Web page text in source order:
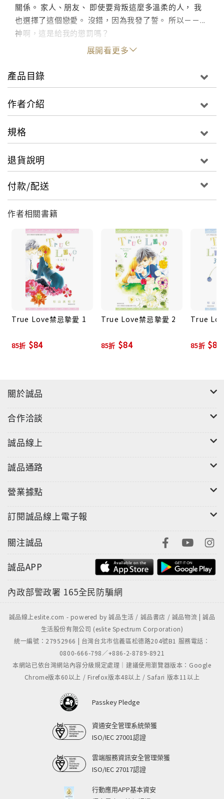
關係。 家人、朋友、 即使要背叛這麼多溫柔的人， 我
也選擇了這個戀愛。 沒錯，因為我發了誓。 所以－－...
神啊，這是給我的懲罰嗎？
展開看更多
產品目錄
作者介紹
規格
退貨說明
付款/配送
作者相關書籍
True Love禁忌摯愛 1
85折 $84
True Love禁忌摯愛 2
85折 $84
True
85折 $84
關於誠品
合作洽談
誠品線上
誠品通路
營業據點
訂閱誠品線上電子報
關注誠品
誠品APP
內政部警政署 165全民防騙網
誠品線上eslite.com - powered by 誠品生活 / 誠品書店 / 誠品物流 | 誠品
生活股份有限公司 (eslite Spectrum Corporation)
統一編號：27952966 | 台灣台北市信義區松德路204號B1 服務電話：
0800-666-798／+886-2-8789-8921
本網站已依台灣網站內容分級規定處理｜建議使用瀏覽器版本：Google
Chrome版本60以上 / Firefox版本48以上 / Safari 版本11以上
Passkey Pledge
資通安全管理系統榮獲
ISO/IEC 27001認證
雲端服務資訊安全管理榮獲
ISO/IEC 27017認證
行動應用APP基本資安